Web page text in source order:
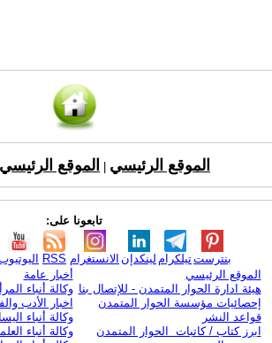
الموقع الرئيسي الموقع
تابعونا على:
RSS الانستغرام لينكدإن تيلكرامبنترست
الموقع الرئيسي
هيئة ادارة الحوار المتمدن - للإتصال بنا
إحصائيات مؤسسة الحوار المتمدن
قواعد النشر
ابرز كتاب / كاتبات الحوار المتمدن
أخبار عامة
وكالة أنباء
اخبار الأدب
وكالة أنباء
وكالة أنباء